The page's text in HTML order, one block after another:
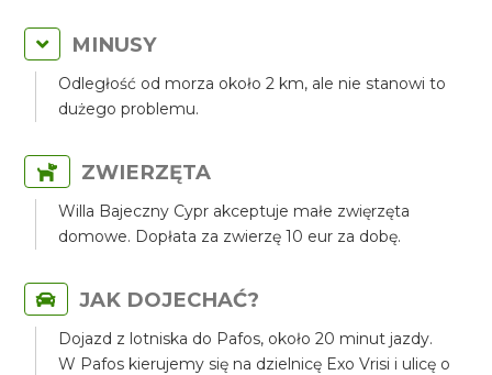
MINUSY
Odległość od morza około 2 km, ale nie stanowi to
dużego problemu.
ZWIERZĘTA
Willa Bajeczny Cypr akceptuje małe zwięrzęta
domowe. Dopłata za zwierzę 10 eur za dobę.
JAK DOJECHAĆ?
Dojazd z lotniska do Pafos, około 20 minut jazdy.
W Pafos kierujemy się na dzielnicę Exo Vrisi i ulicę o